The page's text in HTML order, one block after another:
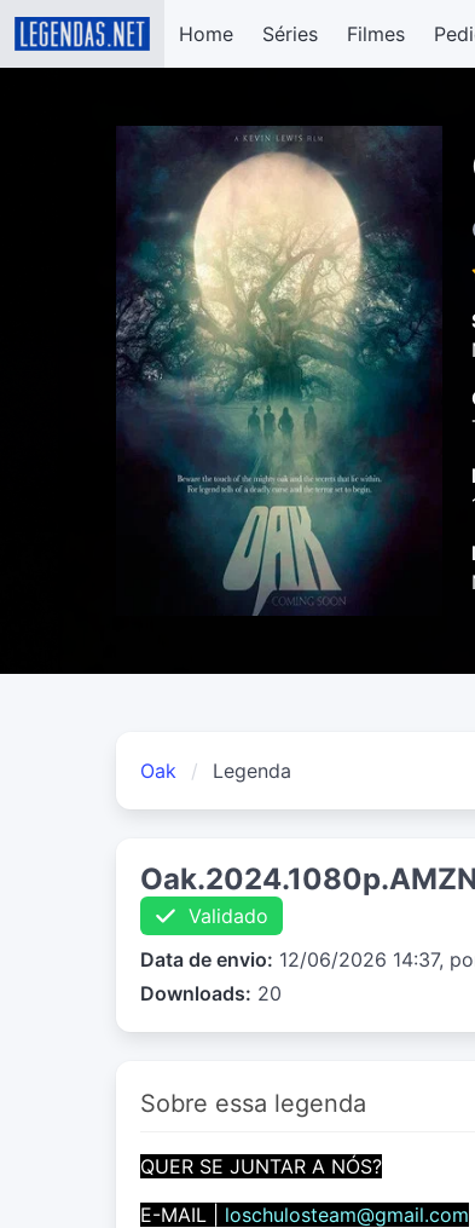
Home Séries Filmes
Oak Legenda
Validado
Data de envio: 12/06/2026 14:37,
Downloads: 20
Sobre essa legenda
QUER SE JUNTAR A NÓS?
E-MAIL | loschulosteam@gmail.com